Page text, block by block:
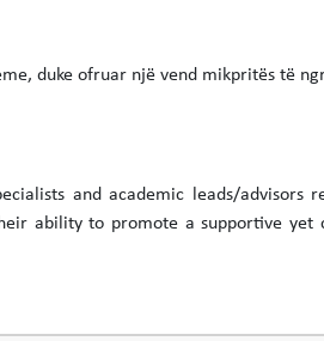
duke ofruar një vend mikpritës të
and academic leads/
ability to promote a supportive yet